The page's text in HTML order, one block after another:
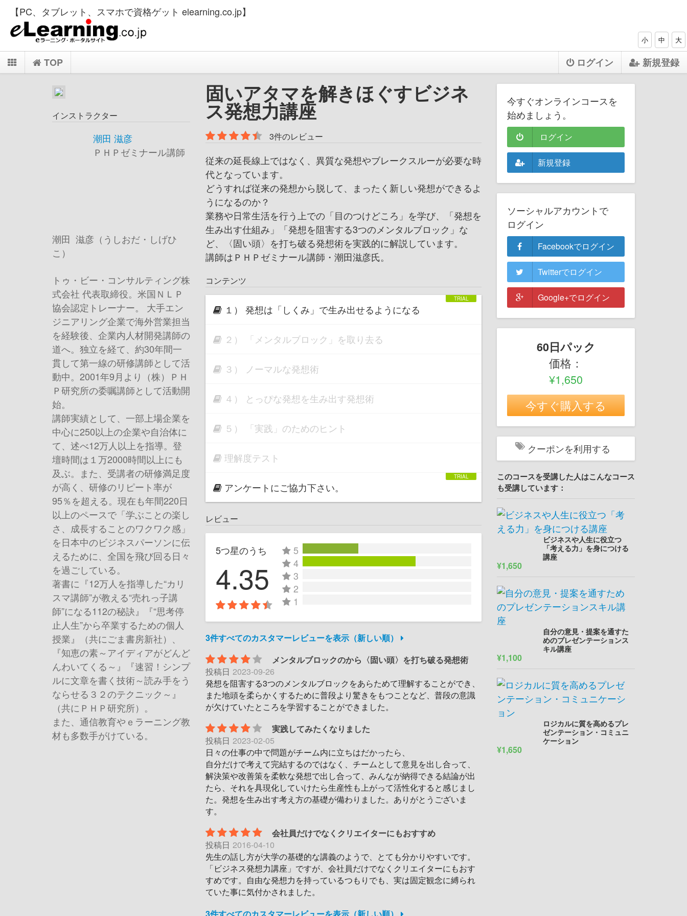
【PC、タブレット、スマホで資格ゲット elearning.co.jp】
小 中 大
TOP ログイン 新規登録
インストラクター
潮田 滋彦
ＰＨＰゼミナール講師
潮田 滋彦（うしおだ・しげひ
こ）
トゥ・ビー・コンサルティング株
式会社 代表取締役。米国ＮＬＰ
協会認定トレーナー。 大手エン
ジニアリング企業で海外営業担当
を経験後、企業内人材開発講師の
道へ。独立を経て、約30年間一
貫して第一線の研修講師として活
動中。2001年9月より（株）ＰＨ
Ｐ研究所の委嘱講師として活動開
始。
講師実績として、一部上場企業を
中心に250以上の企業や自治体に
て、述べ12万人以上を指導。登
壇時間は１万2000時間以上にも
及ぶ。また、受講者の研修満足度
が高く、研修のリピート率が
95％を超える。現在も年間220日
以上のペースで「学ぶことの楽し
さ、成長することのワクワク感」
を日本中のビジネスパーソンに伝
えるために、全国を飛び回る日々
を過ごしている。
著書に『12万人を指導した“カリ
スマ講師”が教える“売れっ子講
師”になる112の秘訣』『“思考停
止人生”から卒業するための個人
授業』（共にごま書房新社）、
『知恵の素～アイディアがどんど
んわいてくる～』『速習！シンプ
ルに文章を書く技術～読み手をう
ならせる３２のテクニック～』
（共にＰＨＰ研究所）。
また、通信教育やｅラーニング教
材も多数手がけている。
固いアタマを解きほぐすビジネ
ス発想力講座
3件のレビュー
従来の延長線上ではなく、異質な発想やブレークスルーが必要な時
代となっています。
どうすれば従来の発想から脱して、まったく新しい発想ができるよ
うになるのか？
業務や日常生活を行う上での「目のつけどころ」を学び、「発想を
生み出す仕組み」「発想を阻害する3つのメンタルブロック」な
ど、〈固い頭〉を打ち破る発想術を実践的に解説しています。
講師はＰＨＰゼミナール講師・潮田滋彦氏。
コンテンツ
１） 発想は「しくみ」で生み出せるようになる
２） 「メンタルブロック」を取り去る
３） ノーマルな発想術
４） とっぴな発想を生み出す発想術
５） 「実践」のためのヒント
理解度テスト
アンケートにご協力下さい。
レビュー
5つ星のうち
4.35
5
4
3
2
1
3件すべてのカスタマーレビューを表示（新しい順）
メンタルブロックのから〈固い頭〉を打ち破る発想術
投稿日 2023-09-26
発想を阻害する3つのメンタルブロックをあらためて理解することができ、
また地頭を柔らかくするために普段より驚きをもつことなど、普段の意識
が欠けていたところを学習することができました。
実践してみたくなりました
投稿日 2023-02-05
日々の仕事の中で問題がチーム内に立ちはだかったら、
自分だけで考えて完結するのではなく、チームとして意見を出し合って、
解決策や改善策を柔軟な発想で出し合って、みんなが納得できる結論が出
たら、それを具現化していけたら生産性も上がって活性化すると感じまし
た。発想を生み出す考え方の基礎が備わりました。ありがとうございま
す。
会社員だけでなくクリエイターにもおすすめ
投稿日 2016-04-10
先生の話し方が大学の基礎的な講義のようで、とても分かりやすいです。
「ビジネス発想力講座」ですが、会社員だけでなくクリエイターにもおす
すめです。自由な発想力を持っているつもりでも、実は固定観念に縛られ
ていた事に気付かされました。
今すぐオンラインコースを
始めましょう。
ログイン
新規登録
ソーシャルアカウントで
ログイン
Facebookでログイン
Twitterでログイン
Google+でログイン
60日パック
価格：
¥1,650
今すぐ購入する
クーポンを利用する
このコースを受講した人はこんなコース
も受講しています：
ビジネスや人生に役立つ
「考える力」を身につける
講座
¥1,650
自分の意見・提案を通すた
めのプレゼンテーションス
キル講座
¥1,100
ロジカルに質を高めるプレ
ゼンテーション・コミュニ
ケーション
¥1,650